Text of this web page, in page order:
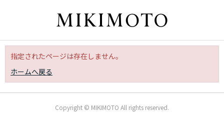
指定されたページは存在しません。
ホームへ戻る
Copyright © MIKIMOTO All rights reserved.